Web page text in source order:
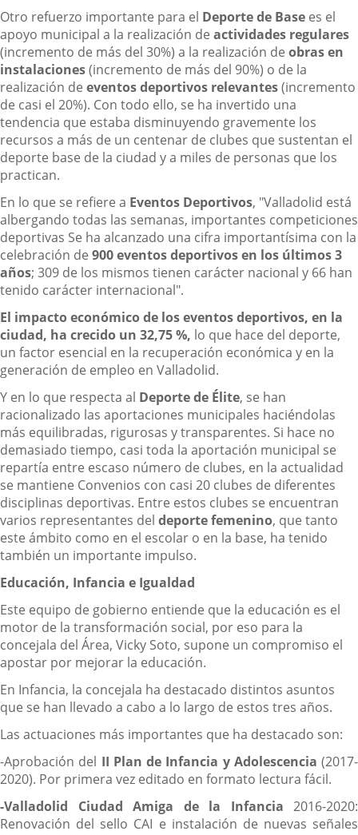
Otro refuerzo importante para el Deporte de Base es el
apoyo municipal a la realización de actividades regulares
(incremento de más del 30%) a la realización de obras en
instalaciones(incremento de más del 90%) o de la
realización de eventos deportivos relevantes(incremento
de casi el 20%). Con todo ello, se ha invertido una
tendencia que estaba disminuyendo gravemente los
recursos a más de un centenar de clubes que sustentan el
deporte base de la ciudad y a miles de personas que los
practican.
En lo que se refiere a Eventos Deportivos, "Valladolid está
albergando todas las semanas, importantes competiciones
deportivas Se ha alcanzado una cifra importantísima con la
celebración de 900 eventos deportivos en los últimos 3
años; 309 de los mismos tienen carácter nacional y 66 han
tenido carácter internacional".
El impacto económico de los eventos deportivos, en la
ciudad, ha crecido un 32,75 %, lo que hace del deporte,
un factor esencial en la recuperación económica y en la
generación de empleo en Valladolid.
Y en lo que respecta al Deporte de Élite, se han
racionalizado las aportaciones municipales haciéndolas
más equilibradas, rigurosas y transparentes. Si hace no
demasiado tiempo, casi toda la aportación municipal se
repartía entre escaso número de clubes, en la actualidad
se mantiene Convenios con casi 20 clubes de diferentes
disciplinas deportivas. Entre estos clubes se encuentran
varios representantes del deporte femenino, que tanto
este ámbito como en el escolar o en la base, ha tenido
también un importante impulso.
Educación, Infancia e Igualdad
Este equipo de gobierno entiende que la educación es el
motor de la transformación social, por eso para la
concejala del Área, Vicky Soto, supone un compromiso el
apostar por mejorar la educación.
En Infancia, la concejala ha destacado distintos asuntos
que se han llevado a cabo a lo largo de estos tres años.
Las actuaciones más importantes que ha destacado son:
-Aprobación del II Plan de Infancia y Adolescencia (2017-
2020). Por primera vez editado en formato lectura fácil.
-Valladolid Ciudad Amiga de la Infancia 2016-2020:
Renovación del sello CAI e instalación de nuevas señales